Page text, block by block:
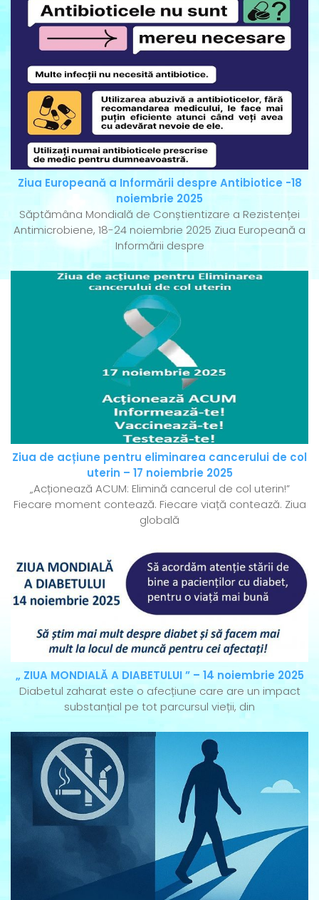
Ziua Europeană a Informării despre Antibiotice -18
noiembrie 2025
Săptămâna Mondială de Conștientizare a Rezistenței
Antimicrobiene, 18-24 noiembrie 2025 Ziua Europeană a
Informării despre
Ziua de acțiune pentru eliminarea cancerului de col
uterin – 17 noiembrie 2025
„Acționează ACUM: Elimină cancerul de col uterin!”
Fiecare moment contează. Fiecare viață contează. Ziua
globală
„ ZIUA MONDIALĂ A DIABETULUI ” – 14 noiembrie 2025
Diabetul zaharat este o afecțiune care are un impact
substanțial pe tot parcursul vieții, din